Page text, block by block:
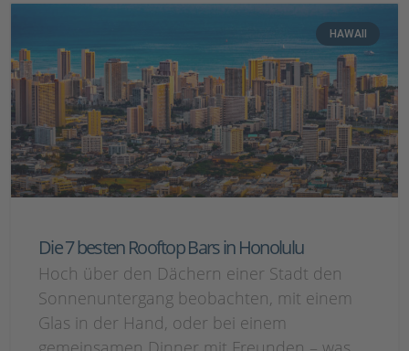
HAWAII
Die 7 besten Rooftop Bars in Honolulu
Hoch über den Dächern einer Stadt den
Sonnenuntergang beobachten, mit einem
Glas in der Hand, oder bei einem